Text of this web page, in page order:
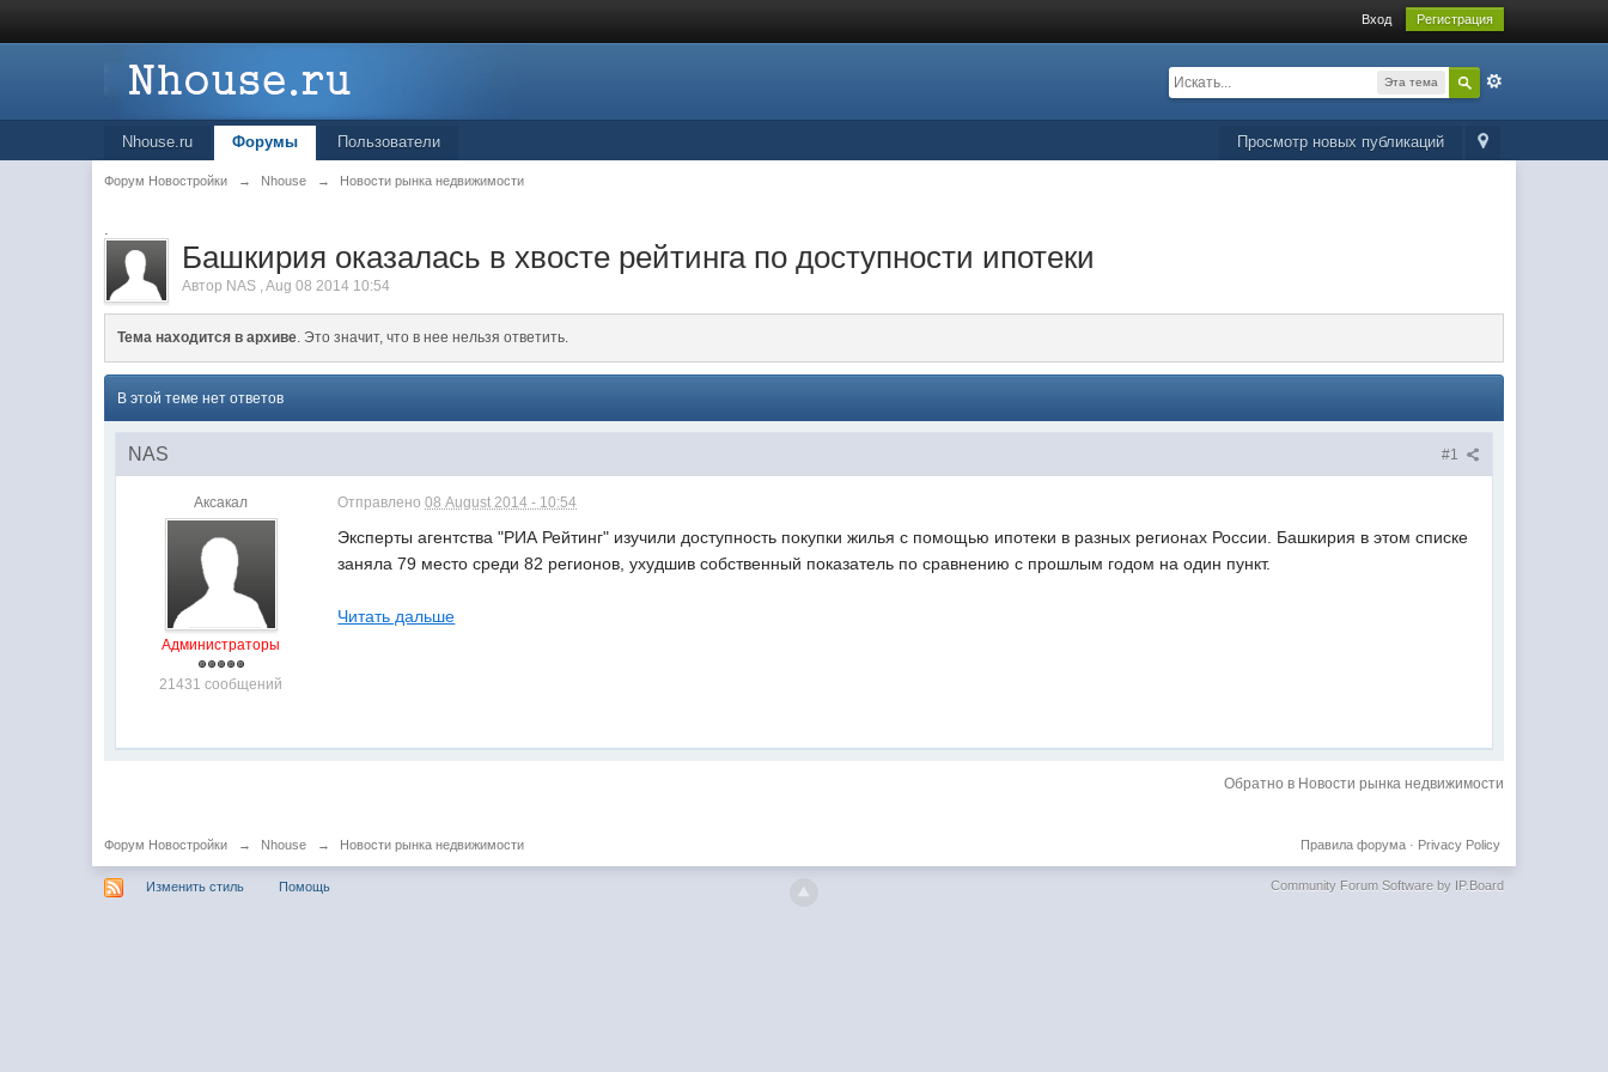
Вход Регистрация
Эта тема
Просмотр новых публикаций
Nhouse.ru Форумы Пользователи
Форум Новостройки → Nhouse → Новости рынка недвижимости
.
Башкирия оказалась в хвосте рейтинга по доступности ипотеки
Автор NAS ,Aug 08 2014 10:54
Тема находится в архиве. Это значит, что в нее нельзя ответить.
В этой теме нет ответов
#1
NAS
Аксакал
Администраторы
21431 сообщений
Отправлено08 August 2014 - 10:54
Эксперты агентства "РИА Рейтинг" изучили доступность покупки жилья с помощью ипотеки в разных регионах России. Башкирия в этом списке
заняла 79 место среди 82 регионов, ухудшив собственный показатель по сравнению с прошлым годом на один пункт.
Читать дальше
Обратно в Новости рынка недвижимости
Форум Новостройки → Nhouse → Новости рынка недвижимости Privacy Policy
Правила форума·
Изменить стиль Помощь Community Forum Software by IP.Board